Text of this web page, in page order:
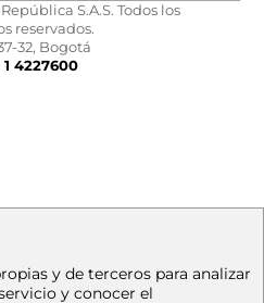
S.A.S. Todos los
reservados.
32, Bogotá
1 4227600
y de terceros para analizar
y conocer el